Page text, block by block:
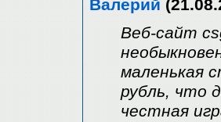
Валерий
Веб-сайт
маленькая
рубль, что
честная